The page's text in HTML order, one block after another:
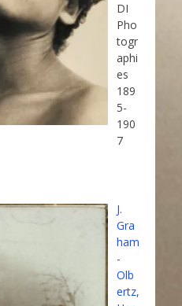
DI
Pho
togr
aphi
es
189
5-
190
7
J.
Gra
ham
-
Olb
ertz,